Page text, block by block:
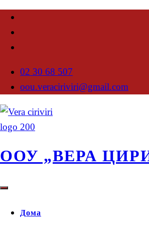
02 30 68 507
oou.veraciriviri@gmail.com
ООУ „ВЕРА
Дома